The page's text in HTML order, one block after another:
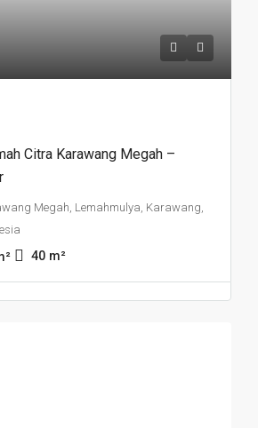
Citra Karawang Megah –
Megah, Lemahmulya, Karawang,
40 m²